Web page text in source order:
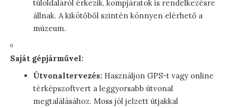
túloldaláról érkezik, kompjáratok is rendelkezésre
állnak. A kikötőből szintén könnyen elérhető a
múzeum.
Saját gépjárművel:
Útvonaltervezés: Használjon GPS-t vagy online
térképszoftvert a leggyorsabb útvonal
megtalálásához. Moss jól jelzett útjakkal